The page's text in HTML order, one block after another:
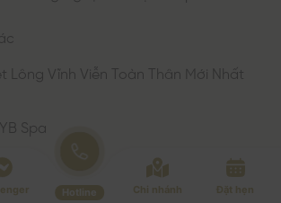
Lông Vĩnh Viễn Toàn Thân Mới Nhất
Spa
Hotline Chi nhánh Đặt hẹn